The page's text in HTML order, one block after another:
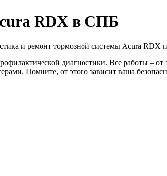
RDX в СПБ
и ремонт тормозной системы Acura RDX
диагностики. Все работы –
Помните, от этого зависит ваша